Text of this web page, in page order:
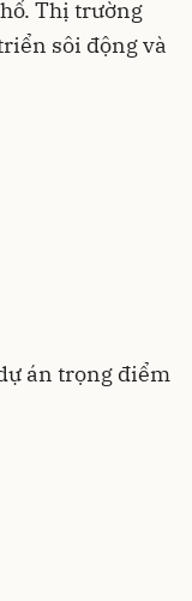
Thị trường
sôi động và
án trọng điểm